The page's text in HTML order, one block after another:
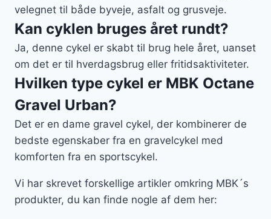
velegnet til både byveje, asfalt og grusveje.
Kan cyklen bruges året rundt?
Ja, denne cykel er skabt til brug hele året, uanset
om det er til hverdagsbrug eller fritidsaktiviteter.
Hvilken type cykel er MBK Octane
Gravel Urban?
Det er en dame gravel cykel, der kombinerer de
bedste egenskaber fra en gravelcykel med
komforten fra en sportscykel.
Vi har skrevet forskellige artikler omkring MBK´s
produkter, du kan finde nogle af dem her: